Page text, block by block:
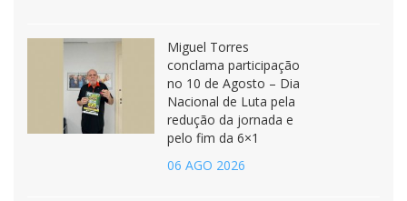
Miguel Torres
conclama participação
no 10 de Agosto – Dia
Nacional de Luta pela
redução da jornada e
pelo fim da 6×1
06 AGO 2026